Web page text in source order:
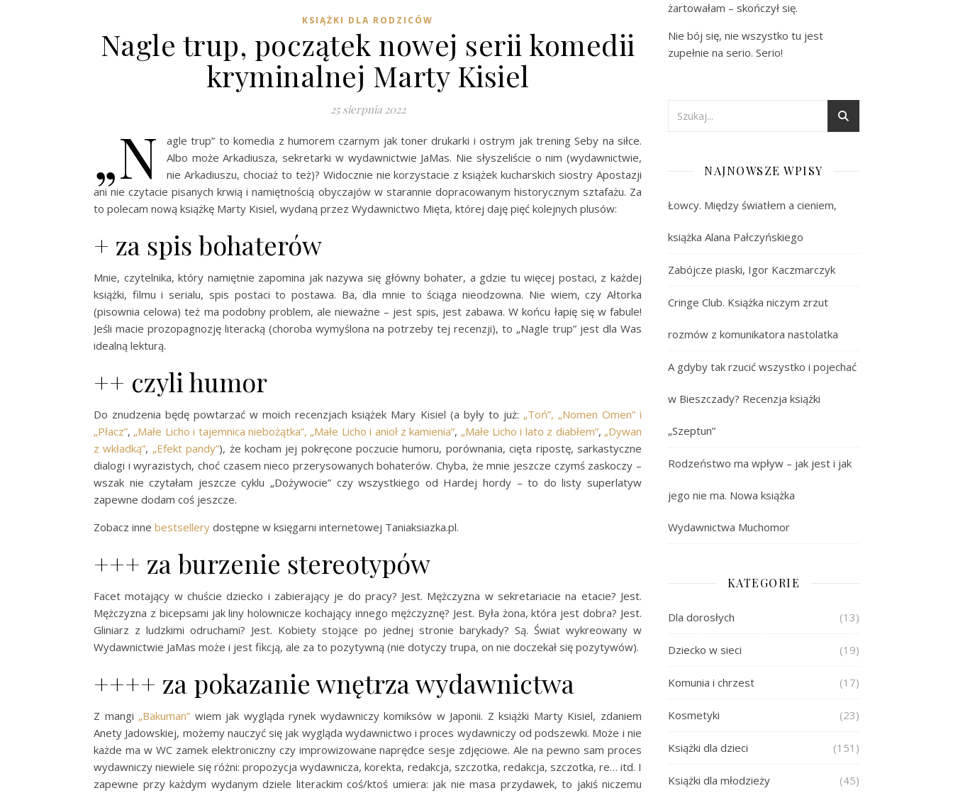
KSIĄŻKI DLA RODZICÓW
Nagle trup, początek nowej serii komedii
kryminalnej Marty Kisiel
25 sierpnia 2022
„N
agle trup” to komedia z humorem czarnym jak toner drukarki i ostrym jak trening Seby na siłce.
Albo może Arkadiusza, sekretarki w wydawnictwie JaMas. Nie słyszeliście o nim (wydawnictwie,
nie Arkadiuszu, chociaż to też)? Widocznie nie korzystacie z książek kucharskich siostry Apostazji
ani nie czytacie pisanych krwią i namiętnością obyczajów w starannie dopracowanym historycznym sztafażu. Za
to polecam nową książkę Marty Kisiel, wydaną przez Wydawnictwo Mięta, której daję pięć kolejnych plusów:
+ za spis bohaterów
Mnie, czytelnika, który namiętnie zapomina jak nazywa się główny bohater, a gdzie tu więcej postaci, z każdej
książki, filmu i serialu, spis postaci to postawa. Ba, dla mnie to ściąga nieodzowna. Nie wiem, czy Ałtorka
(pisownia celowa) też ma podobny problem, ale nieważne – jest spis, jest zabawa. W końcu łapię się w fabule!
Jeśli macie prozopagnozję literacką (choroba wymyślona na potrzeby tej recenzji), to „Nagle trup” jest dla Was
idealną lekturą.
++ czyli humor
Do znudzenia będę powtarzać w moich recenzjach książek Mary Kisiel (a były to już: „Toń”, „Nomen Omen” i
„Płacz”, „Małe Licho i tajemnica niebożątka”, „Małe Licho i anioł z kamienia”, „Małe Licho i lato z diabłem”, „Dywan
z wkładką”, „Efekt pandy”), że kocham jej pokręcone poczucie humoru, porównania, cięta ripostę, sarkastyczne
dialogi i wyrazistych, choć czasem nieco przerysowanych bohaterów. Chyba, że mnie jeszcze czymś zaskoczy –
wszak nie czytałam jeszcze cyklu „Dożywocie” czy wszystkiego od Hardej hordy – to do listy superlatyw
zapewne dodam coś jeszcze.
Zobacz inne bestsellery dostępne w księgarni internetowej Taniaksiazka.pl.
+++ za burzenie stereotypów
Facet motający w chuście dziecko i zabierający je do pracy? Jest. Mężczyzna w sekretariacie na etacie? Jest.
Mężczyzna z bicepsami jak liny holownicze kochający innego mężczyznę? Jest. Była żona, która jest dobra? Jest.
Gliniarz z ludzkimi odruchami? Jest. Kobiety stojące po jednej stronie barykady? Są. Świat wykreowany w
Wydawnictwie JaMas może i jest fikcją, ale za to pozytywną (nie dotyczy trupa, on nie doczekał się pozytywów).
++++ za pokazanie wnętrza wydawnictwa
Z mangi „Bakuman” wiem jak wygląda rynek wydawniczy komiksów w Japonii. Z książki Marty Kisiel, zdaniem
Anety Jadowskiej, możemy nauczyć się jak wygląda wydawnictwo i proces wydawniczy od podszewki. Może i nie
każde ma w WC zamek elektroniczny czy improwizowane naprędce sesje zdjęciowe. Ale na pewno sam proces
wydawniczy niewiele się różni: propozycja wydawnicza, korekta, redakcja, szczotka, redakcja, szczotka, re… itd. I
zapewne przy każdym wydanym dziele literackim coś/ktoś umiera: jak nie masa przydawek, to jakiś niczemu
żartowałam – skończył się.
Nie bój się, nie wszystko tu jest
zupełnie na serio. Serio!
NAJNOWSZE WPISY
Łowcy. Między światłem a cieniem,
książka Alana Pałczyńskiego
Zabójcze piaski, Igor Kaczmarczyk
Cringe Club. Książka niczym zrzut
rozmów z komunikatora nastolatka
A gdyby tak rzucić wszystko i pojechać
w Bieszczady? Recenzja książki
„Szeptun”
Rodzeństwo ma wpływ – jak jest i jak
jego nie ma. Nowa książka
Wydawnictwa Muchomor
KATEGORIE
Dla dorosłych (13)
Dziecko w sieci (19)
Komunia i chrzest (17)
Kosmetyki (23)
Książki dla dzieci (151)
Książki dla młodzieży (45)